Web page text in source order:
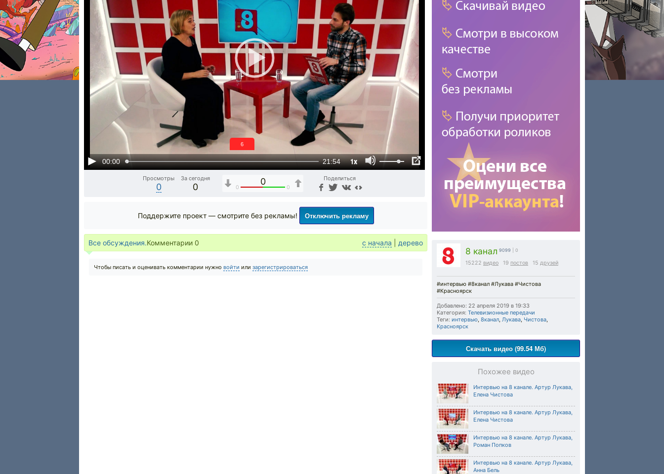
00:00 21:54 1x
6
Просмотры
0
За сегодня
0
0
0 0
Поделиться
8 канал 9099 | 0
15222 видео 19 постов 15 друзей
#интервью #8канал #Лукава #Чистова
#Красноярск
Добавлено: 22 апреля 2019 в 19:33
Категория: Телевизионные передачи
Теги: интервью, 8канал, Лукава, Чистова,
Красноярск
Скачать видео (99.54 Мб)
Похожее видео
Интервью на 8 канале. Артур Лукава,
Елена Чистова
Интервью на 8 канале. Артур Лукава,
Елена Чистова
Интервью на 8 канале. Артур Лукава,
Роман Попков
Интервью на 8 канале. Артур Лукава,
Анна Бель
Поддержите проект — смотрите без рекламы! Отключить рекламу
Все обсуждения.Комментарии 0 с начала дерево
Чтобы писать и оценивать комментарии нужно войти или зарегистрироваться